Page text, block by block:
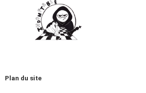
Plan du site